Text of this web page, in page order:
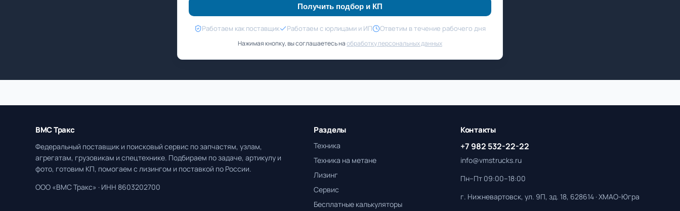
Получить подбор и КП
Работаем как поставщик Работаем с юрлицами и ИП Ответим в течение рабочего дня
Нажимая кнопку, вы соглашаетесь наобработку персональных данных
ВМС Тракс
Федеральный поставщик и поисковый сервис по запчастям, узлам,
агрегатам, грузовикам и спецтехнике. Подбираем по задаче, артикулу и
фото, готовим КП, помогаем с лизингом и поставкой по России.
ООО «ВМС Тракс» · ИНН 8603202700
Разделы
Техника
Техника на метане
Лизинг
Сервис
Бесплатные калькуляторы
Контакты
+7 982 532-22-22
info@vmstrucks.ru
Пн–Пт 09:00–18:00
г. Нижневартовск, ул. 9П, зд. 18, 628614 · ХМАО-Югра